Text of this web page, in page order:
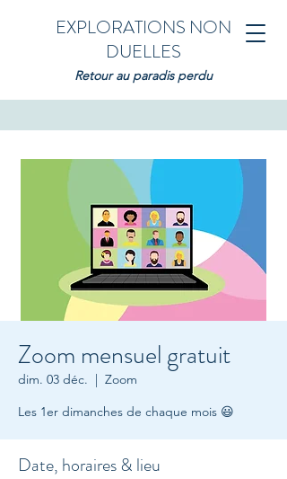
EXPLORATIONS NON
DUELLES
Retour au paradis perdu
Zoom mensuel gratuit
dim. 03 déc.
  |
Zoom
Les 1er dimanches de chaque mois 😃
Date, horaires & lieu